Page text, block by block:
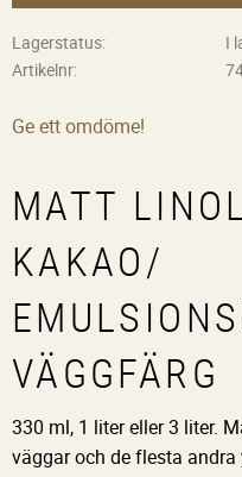
Lagerstatus
I
Artikelnr
Ge ett omdöme!
MATT
KAKAO/
VÄGGFÄRG
330 ml, 1 liter eller 3 liter.
väggar och de flesta